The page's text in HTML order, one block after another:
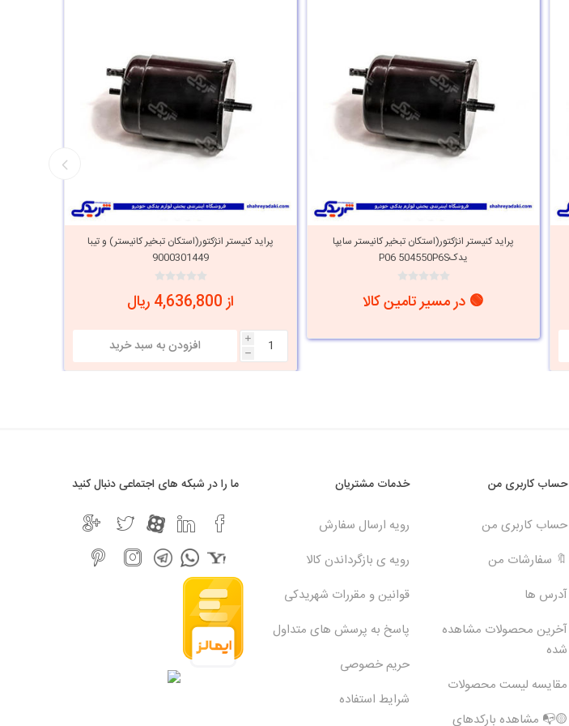
پراید کنیستر انژکتور(استکان تبخیر کانیستر سایپا
یدکP06 504550P6S
🟢 در مسیر تامین کالا
پراید کنیستر انژکتور(استکان تبخیر کانیستر) و تیبا
9000301449
از 4,636,800 ریال
i
h
حساب کاربری من
حساب کاربری من
🔖 سفارشات من
آدرس ها
آخرین محصولات مشاهده
شده
مقایسه لیست محصولات
🟡📭 مشاهده بارکدهای
خدمات مشتریان
رویه ارسال سفارش
رویه ی بازگرداندن کالا
قوانین و مقررات شهریدکی
پاسخ به پرسش های متداول
حریم خصوصی
شرایط استفاده
ما را در شبکه های اجتماعی دنبال کنید